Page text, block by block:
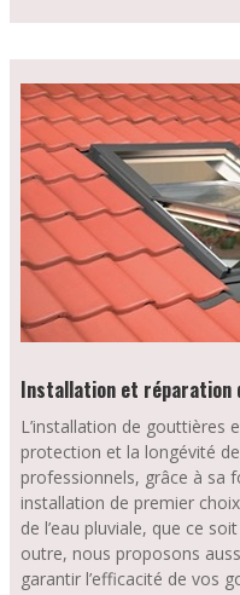
Installation et réparation
L’installation de gouttières
protection et la longévité
professionnels, grâce à sa
installation de premier
de l’eau pluviale, que ce
outre, nous proposons
garantir l’efficacité de vos